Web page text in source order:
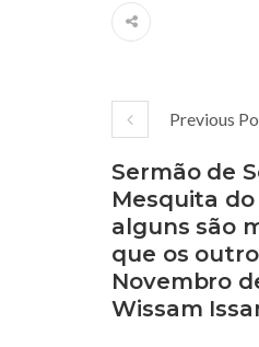
Previous
Sermão de
Mesquita do
alguns são
que os
Novembro
Wissam